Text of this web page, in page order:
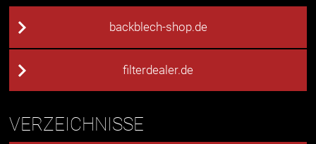
backblech-shop.de
filterdealer.de
VERZEICHNISSE